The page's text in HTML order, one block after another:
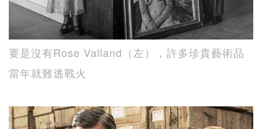
要是沒有Rose Valland（左），許多珍貴藝術品
當年就難逃戰火